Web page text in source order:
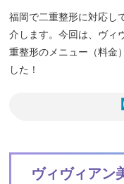
福岡で二重整形に対応し
介します。今回は、ヴィ
重整形のメニュー（料金
した！
ヴィヴィアン